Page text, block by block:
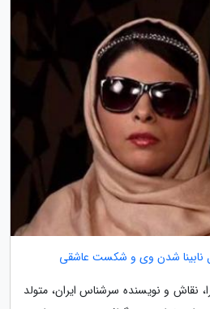
نابینا شدن وی و شکست عاشقی
نقاش و نویسنده سرشناس ایران، متولد